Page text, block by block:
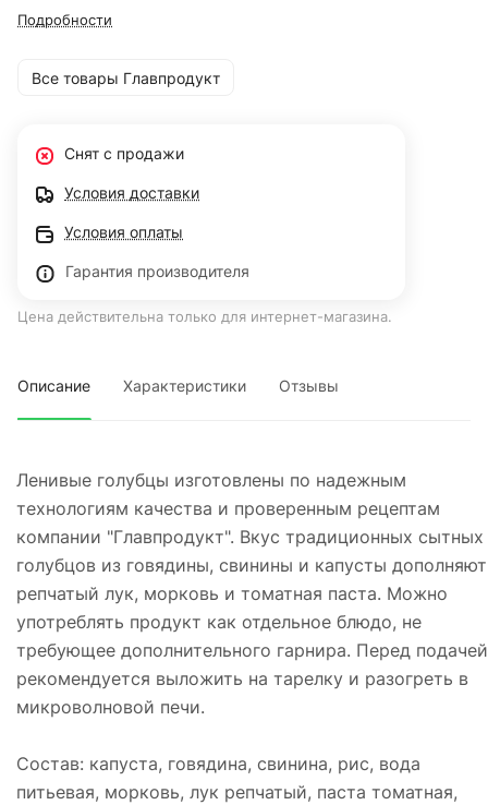
Подробности
Все товары Главпродукт
Снят с продажи
Условия доставки
Условия оплаты
Гарантия производителя
Цена действительна только для интернет-магазина.
Описание Характеристики Отзывы
Ленивые голубцы изготовлены по надежным
технологиям качества и проверенным рецептам
компании "Главпродукт". Вкус традиционных сытных
голубцов из говядины, свинины и капусты дополняют
репчатый лук, морковь и томатная паста. Можно
употреблять продукт как отдельное блюдо, не
требующее дополнительного гарнира. Перед подачей
рекомендуется выложить на тарелку и разогреть в
микроволновой печи.
Состав: капуста, говядина, свинина, рис, вода
питьевая, морковь, лук репчатый, паста томатная,